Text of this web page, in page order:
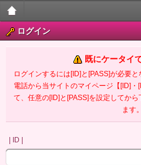
大人
ータ
イ官
ログイン
既にケータイ
ログインするには[ID]と[PASS]が必要
電話から当サイトのマイページ【[ID]
て、任意の[ID]と[PASS]を設定してか
ます。
| ID |